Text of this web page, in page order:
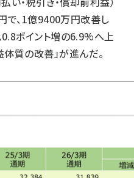
、1億9400万円改善し
ポイント増の6.9%へ上
体質の改善」が進んだ。